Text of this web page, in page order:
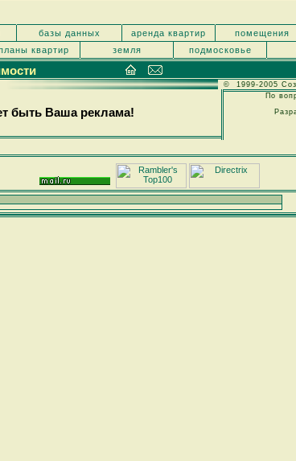
базы данных аренда квартир помещения
квартир земля подмосковье
© 1999-2005
быть Ваша реклама!
По